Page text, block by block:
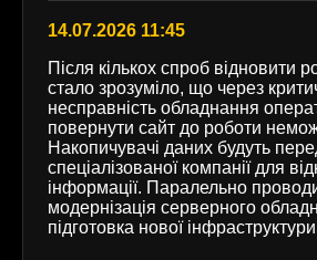
14.07.2026 11:45
Після кількох спроб відновити
стало зрозуміло, що через
несправність обладнання
повернути сайт до роботи
Накопичувачі даних будуть
спеціалізованої компанії для
інформації. Паралельно
модернізація серверного
підготовка нової